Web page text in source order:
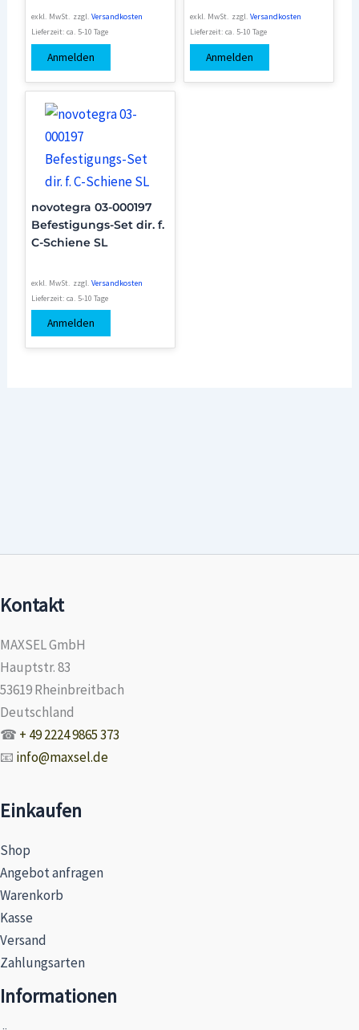
exkl. MwSt. zzgl.Versandkosten
Lieferzeit:ca. 5-10 Tage
Anmelden
exkl. MwSt. zzgl. Versandkosten
Lieferzeit: ca. 5-10 Tage
Anmelden
novotegra 03-000197
Befestigungs-Set dir. f.
C-Schiene SL
exkl. MwSt. zzgl.Versandkosten
Lieferzeit:ca. 5-10 Tage
Anmelden
Kontakt
MAXSEL GmbH
Hauptstr. 83
53619 Rheinbreitbach
Deutschland
☎ + 49 2224 9865 373
📧 info@maxsel.de
Einkaufen
Shop
Angebot anfragen
Warenkorb
Kasse
Versand
Zahlungsarten
Informationen